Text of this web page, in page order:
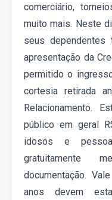
comerciário,
muito mais. Neste
seus dependentes
apresentação da
permitido o
cortesia retirada
Relacionamento.
público em geral
idosos e
gratuitamente
documentação.
anos devem